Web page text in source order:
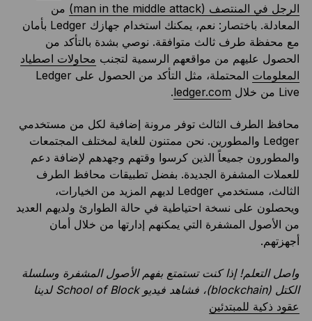
الرجل في المنتصف (man in the middle attack)
من
المعادلة. باختصار: نعم، يمكنك استخدام جهازك Ledger بأمان
مع محفظة طرف ثالث متوافقة. نوصي بشدة بالتأكد من
الحصول عليهم من مواقعهم الرسمية لتجنب محاولات اصطياد
المعلومات
المحتملة، مثل التأكد من الحصول على Ledger
Live من خلال
ledger.com
.
محافظ الطرف الثالث توفر مرونة إضافية لكل من مستخدمي
Ledger والمطورين. نحن ممتنون للغاية لمختلف المجتمعات
والمطورون جميعاً الذين كرسوا وقتهم وجهدهم لإضافة دعم
للعملات المشفرة الجديدة. بفضل تطبيقات محافظ الطرف
الثالث، مستخدمي Ledger لديهم المزيد من الخيارات،
ويحصلون على نسخة احتياطية في حالة الطوارئ ولديهم العديد
من الأصول المشفرة التي يمكنهم إدارتها من خلال أمان
أجهزتهم.
واصل التعلم! إذا كنت تستمتع بفهم الأصول المشفرة وسلسلة
الكتل (blockchain)، فشاهد فيديو School of Block لدينا
عقود ذكية للمبتدئين